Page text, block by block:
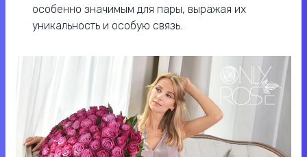
особенно значимым для пары, выражая их
уникальность и особую связь.